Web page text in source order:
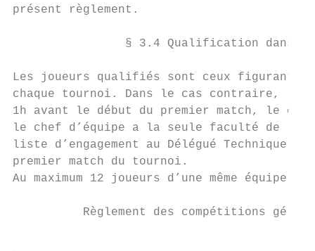
présent règlement.
§ 3.4 Qualification dans
Les joueurs qualifiés sont ceux figurant
chaque tournoi. Dans le cas contraire, le
1h avant le début du premier match, le
le chef d’équipe a la seule faculté de
liste d’engagement au Délégué Technique
premier match du tournoi.
Au maximum 12 joueurs d’une même
Règlement des compétitions